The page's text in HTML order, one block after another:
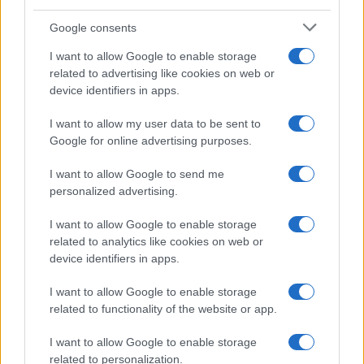
Google consents
I want to allow Google to enable storage
related to advertising like cookies on web or
device identifiers in apps.
I want to allow my user data to be sent to
Google for online advertising purposes.
I want to allow Google to send me
personalized advertising.
I want to allow Google to enable storage
related to analytics like cookies on web or
device identifiers in apps.
I want to allow Google to enable storage
related to functionality of the website or app.
I want to allow Google to enable storage
related to personalization.
Post.
A részletekkel tisztában lévő egyik magas
rangú európai tisztviselő az izraeli N12
csatprnának elmondta: „Egyre valószínűbbnek
tűnik, hogy hamarosan szankciókat vezetnek
különösen most, hogy a magyar
vétó megszűnt, és az egész
kontinensen változás
tapasztalható a közhangulatban.
Európának egyre inkább elege
van a Ciszjordániában kialakult